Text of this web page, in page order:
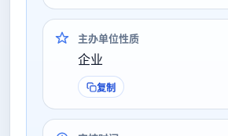
主办单位性质
企业
复制